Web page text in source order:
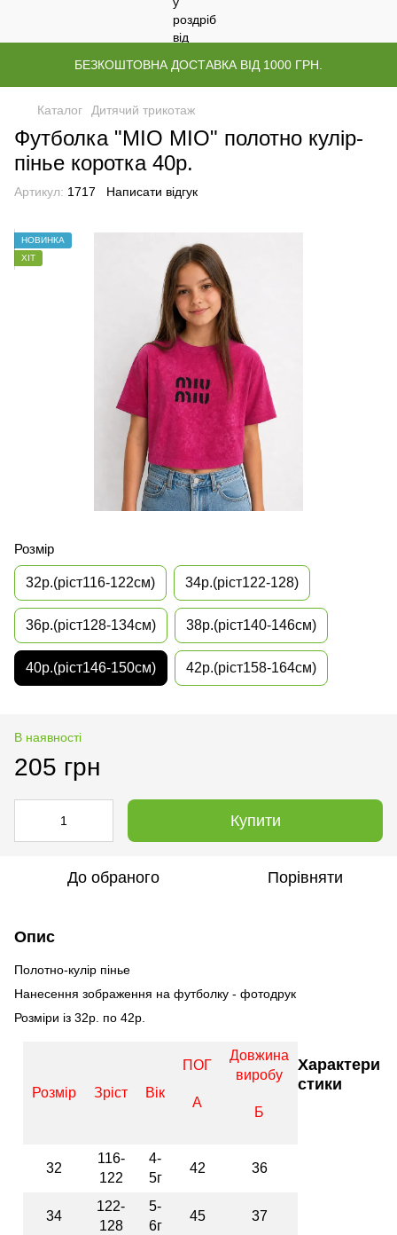
БЕЗКОШТОВНА ДОСТАВКА ВІД 1000 ГРН.
Каталог Дитячий трикотаж
Футболка "МІО МІО" полотно кулір-
пінье коротка 40р.
Артикул: 1717 Написати відгук
НОВИНКА
ХІТ
Розмір
32р.(ріст116-122см) 34р.(ріст122-128)
36р.(ріст128-134см) 38р.(ріст140-146см)
40р.(ріст146-150см) 42р.(ріст158-164см)
В наявності
205 грн
Купити
До обраного Порівняти
Опис
Полотно-кулір пінье
Нанесення зображення на футболку - фотодрук
Розміри із 32р. по 42р.
Розмір Зріст Вік
ПОГ
А
Довжина
виробу
Б
32
116-
122
4-
5г
42 36
34
122-
128
5-
6г
45 37
Характери
стики